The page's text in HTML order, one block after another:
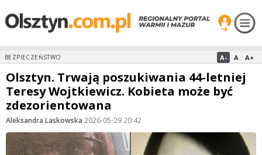
BEZPIECZEŃSTWO A- A A+
Olsztyn. Trwają poszukiwania 44-letniej
Teresy Wojtkiewicz. Kobieta może być
zdezorientowana
Aleksandra Laskowska·2026-05-29 20:42